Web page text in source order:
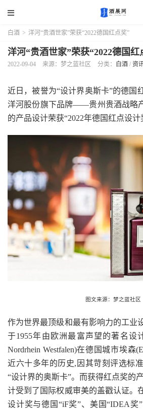
白酒 > 洋河“贵酒世家”荣获“2022德国红点奖”
洋河“贵酒世家”荣获“2022德国红
2022-09-04 来源：梦之蓝社区 分类： 白酒 / 资
近日，被誉为“设计界奥斯卡”的德国
洋河股份旗下品牌——贵州贵酒战略
的产品设计荣获“2022年德国红点设计
图文来源：梦之蓝社区
作为世界最顶级和最有影响力的工业
于1955年由欧洲最富声望的著名设
Nordrhein Westfalen)在德国城市埃森
近六十多年的历史,因其苛刻评选标
“设计界的奥斯卡”。而获得红点奖的
计受到了国际权威审美的盖戳认证。
设计奖与德国“iF奖”、美国“IDEA奖